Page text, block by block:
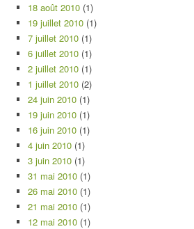
18 août 2010 (1)
19 juillet 2010 (1)
7 juillet 2010 (1)
6 juillet 2010 (1)
2 juillet 2010 (1)
1 juillet 2010 (2)
24 juin 2010 (1)
19 juin 2010 (1)
16 juin 2010 (1)
4 juin 2010 (1)
3 juin 2010 (1)
31 mai 2010 (1)
26 mai 2010 (1)
21 mai 2010 (1)
12 mai 2010 (1)